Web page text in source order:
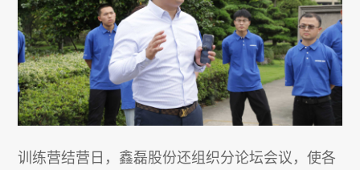
训练营结营日，鑫磊股份还组织分论坛会议，使各